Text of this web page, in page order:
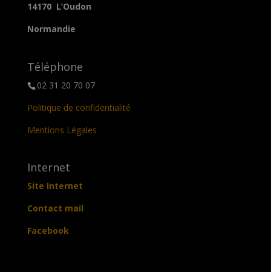
14170 L’Oudon
Normandie
Téléphone
02 31 20 70 07
Politique de confidentialité
Mentions Légales
Internet
Site Internet
Contact mail
Facebook